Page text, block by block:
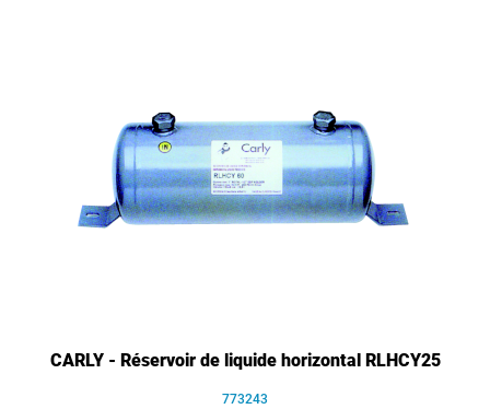
CARLY - Réservoir de liquide horizontal RLHCY25
773243